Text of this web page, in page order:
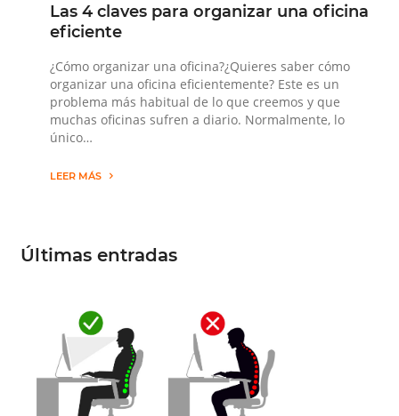
Las 4 claves para organizar una oficina
eficiente
¿Cómo organizar una oficina?¿Quieres saber cómo
organizar una oficina eficientemente? Este es un
problema más habitual de lo que creemos y que
muchas oficinas sufren a diario. Normalmente, lo
único…
LEER MÁS
Últimas entradas